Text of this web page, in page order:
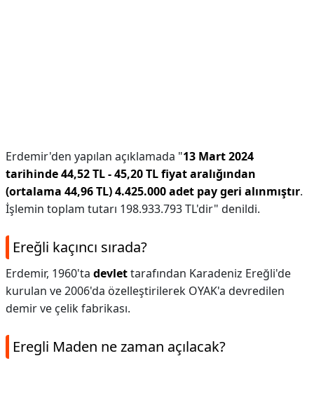
Erdemir'den yapılan açıklamada "13 Mart 2024
tarihinde 44,52 TL - 45,20 TL fiyat aralığından
(ortalama 44,96 TL) 4.425.000 adet pay geri alınmıştır.
İşlemin toplam tutarı 198.933.793 TL'dir" denildi.
Ereğli kaçıncı sırada?
Erdemir, 1960'ta devlettarafından Karadeniz Ereğli'de
kurulan ve 2006'da özelleştirilerek OYAK'a devredilen
demir ve çelik fabrikası.
Eregli Maden ne zaman açılacak?